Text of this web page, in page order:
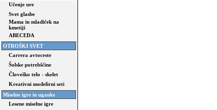
Učenje ure
Svet glasbe
Mama in mladiček na
kmetiji
ABECEDA
OTROŠKI SVET
Carrera avtoceste
Šolske potrebščine
Človeško telo - skelet
Kreativni modelirni seti
Miselne igre in uganke
Lesene miselne igre